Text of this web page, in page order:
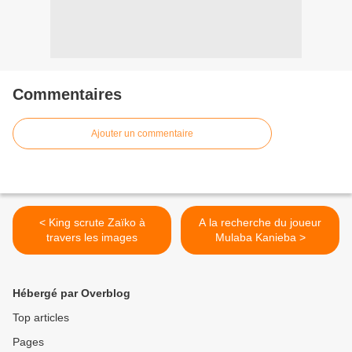
Commentaires
Ajouter un commentaire
< King scrute Zaïko à
travers les images
A la recherche du joueur
Mulaba Kanieba >
Hébergé par Overblog
Top articles
Pages